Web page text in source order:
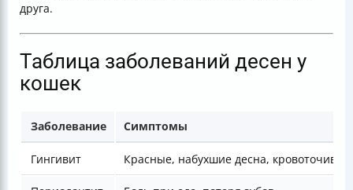
друга.
Таблица заболеваний десен у
кошек
Заболевание Симптомы
Гингивит Красные, набухшие десна,